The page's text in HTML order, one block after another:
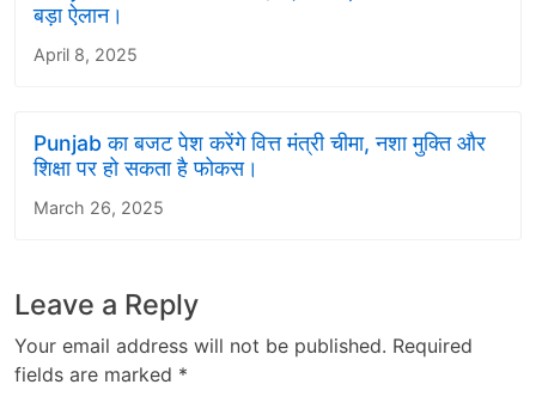
बड़ा ऐलान।
April 8, 2025
Punjab का बजट पेश करेंगे वित्त मंत्री चीमा, नशा मुक्ति और
शिक्षा पर हो सकता है फोकस।
March 26, 2025
Leave a Reply
Your email address will not be published. Required
fields are marked *